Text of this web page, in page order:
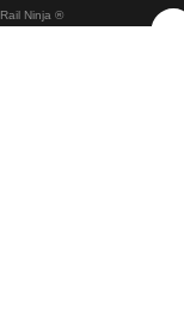
Rail Ninja ®